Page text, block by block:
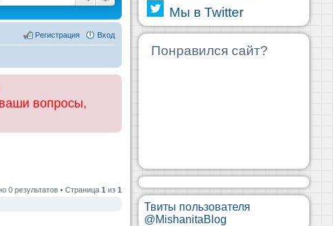
Вход
Регистрация
вопросы,
0 результатов • Страница 1 из 1
Мы в Twitter
Понравился сайт?
Твиты пользователя
@MishanitaBlog